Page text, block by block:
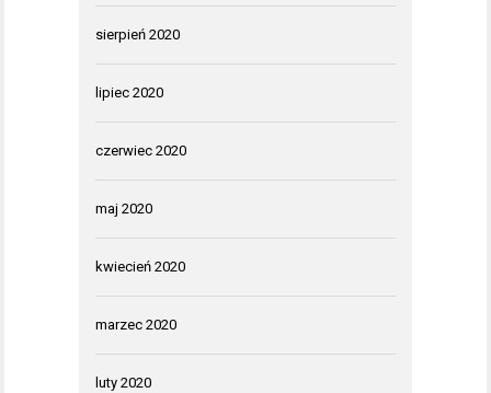
sierpień 2020
lipiec 2020
czerwiec 2020
maj 2020
kwiecień 2020
marzec 2020
luty 2020